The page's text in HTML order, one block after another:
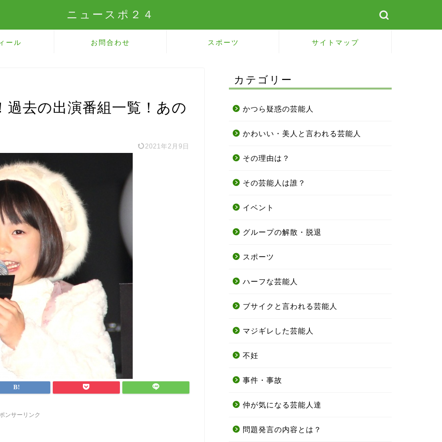
ニュースポ２４
ール お問合わせ スポーツ サイトマップ
過去の出演番組一覧！あの
2021年2月9日
ンサーリンク
カテゴリー
かつら疑惑の芸能人
かわいい・美人と言われる芸能人
その理由は？
その芸能人は誰？
イベント
グループの解散・脱退
スポーツ
ハーフな芸能人
ブサイクと言われる芸能人
マジギレした芸能人
不妊
事件・事故
仲が気になる芸能人達
問題発言の内容とは？